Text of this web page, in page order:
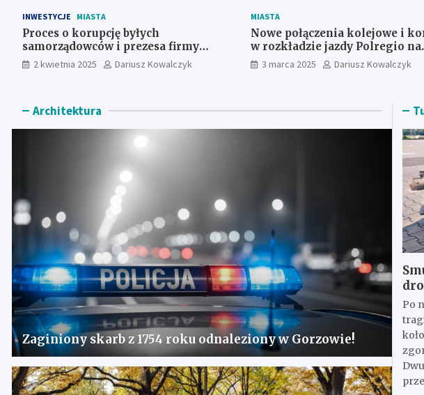
INWESTYCJE MIASTA
Proces o korupcję byłych
samorządowców i prezesa firmy
farmaceutycznej odbędzie się we
Wrocławiu-Fabrycznej, nie
2 kwietnia 2025 Dariusz Kowalczyk
MIASTA
Nowe połączenia kolejowe i
w rozkładzie jazdy Polregio na
obszarze województwa
zachodniopomorskiego
3 marca 2025 Dariusz Kowalczyk
Architektura
Zaginiony skarb z 1754 roku odnaleziony w Gorzowie!
dla
Po